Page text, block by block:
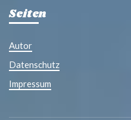
Seiten
Autor
Datenschutz
Impressum